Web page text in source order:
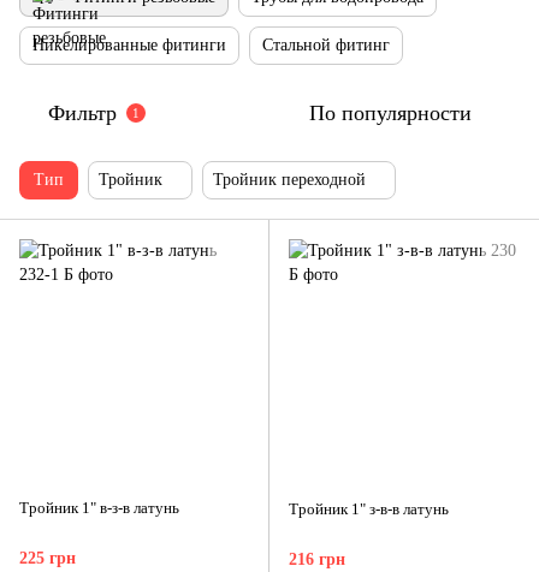
Никелированные фитинги Стальной фитинг
Фильтр 1 По популярности
Тип Тройник Тройник переходной
Тройник 1" в-з-в латунь
225 грн
Тройник 1" з-в-в латунь
216 грн